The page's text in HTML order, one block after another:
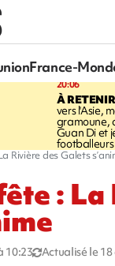
France-
20:06
À
vers l'Asie,
gramoune,
Guan Di et
footballeurs
Rivière des Galets
:
10:23 Actualisé le